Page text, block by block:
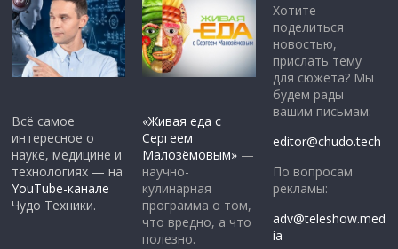
Всё самое
интересное о
науке, медицине и
технологиях — на
YouTube-канале
Чудо Техники.
«Живая еда с
Сергеем
Малозёмовым» —
научно-
кулинарная
программа о том,
что вредно, а что
полезно.
Хотите
поделиться
новостью,
прислать тему
для сюжета? Мы
будем рады
вашим письмам:
editor@chudo.tech
По вопросам
рекламы:
adv@teleshow.med
ia